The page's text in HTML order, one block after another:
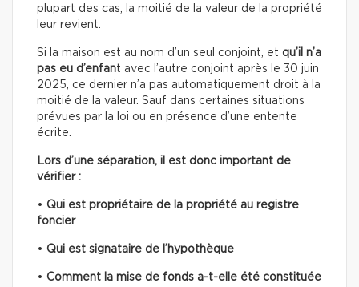
plupart des cas, la moitié de la valeur de la propriété
leur revient.
Si la maison est au nom d’un seul conjoint, et qu’il n’a
pas eu d’enfant avec l’autre conjoint après le 30 juin
2025, ce dernier n’a pas automatiquement droit à la
moitié de la valeur. Sauf dans certaines situations
prévues par la loi ou en présence d’une entente
écrite.
Lors d’une séparation, il est donc important de
vérifier :
• Qui est propriétaire de la propriété au registre
foncier
• Qui est signataire de l’hypothèque
• Comment la mise de fonds a-t-elle été constituée